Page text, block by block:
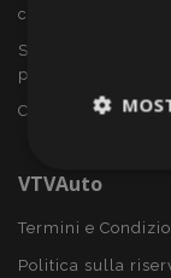
coperchi cromati,
Sei interessato al
partner?
Contattaci oggi
VTVAuto
Termini e
Politica sulla